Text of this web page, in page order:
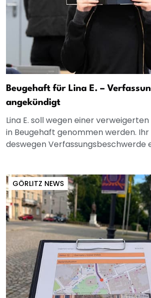
Beugehaft für Lina E. –
angekündigt
Lina E. soll wegen einer
in Beugehaft genommen werden.
deswegen Verfassungsbeschwerde
GÖRLITZ NEWS